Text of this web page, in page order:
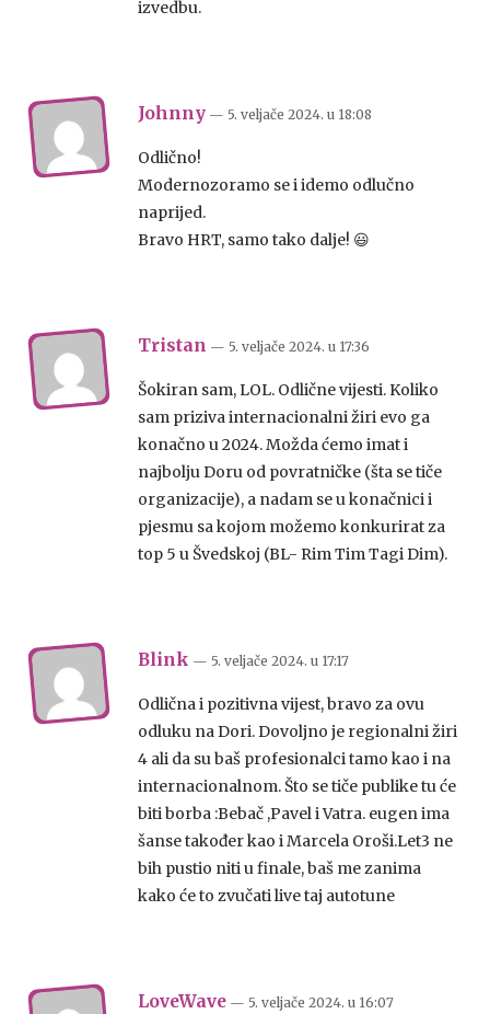
izvedbu.
Johnny — 5. veljače 2024. u 18:08
Odlično!
Modernozoramo se i idemo odlučno
naprijed.
Bravo HRT, samo tako dalje! 😃
Tristan — 5. veljače 2024. u 17:36
Šokiran sam, LOL. Odlične vijesti. Koliko
sam priziva internacionalni žiri evo ga
konačno u 2024. Možda ćemo imat i
najbolju Doru od povratničke (šta se tiče
organizacije), a nadam se u konačnici i
pjesmu sa kojom možemo konkurirat za
top 5 u Švedskoj (BL- Rim Tim Tagi Dim).
Blink — 5. veljače 2024. u 17:17
Odlična i pozitivna vijest, bravo za ovu
odluku na Dori. Dovoljno je regionalni žiri
4 ali da su baš profesionalci tamo kao i na
internacionalnom. Što se tiče publike tu će
biti borba :Bebač ,Pavel i Vatra. eugen ima
šanse također kao i Marcela Oroši.Let3 ne
bih pustio niti u finale, baš me zanima
kako će to zvučati live taj autotune
LoveWave — 5. veljače 2024. u 16:07